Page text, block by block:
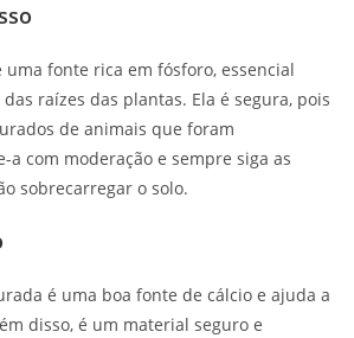
uma fonte rica em fósforo, essencial
raízes das plantas. Ela é segura, pois
de animais que foram
a com moderação e sempre siga as
sobrecarregar o solo.
é uma boa fonte de cálcio e ajuda a
disso, é um material seguro e